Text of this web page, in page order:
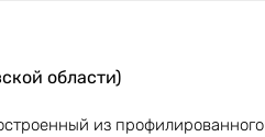
области)
из профилированного